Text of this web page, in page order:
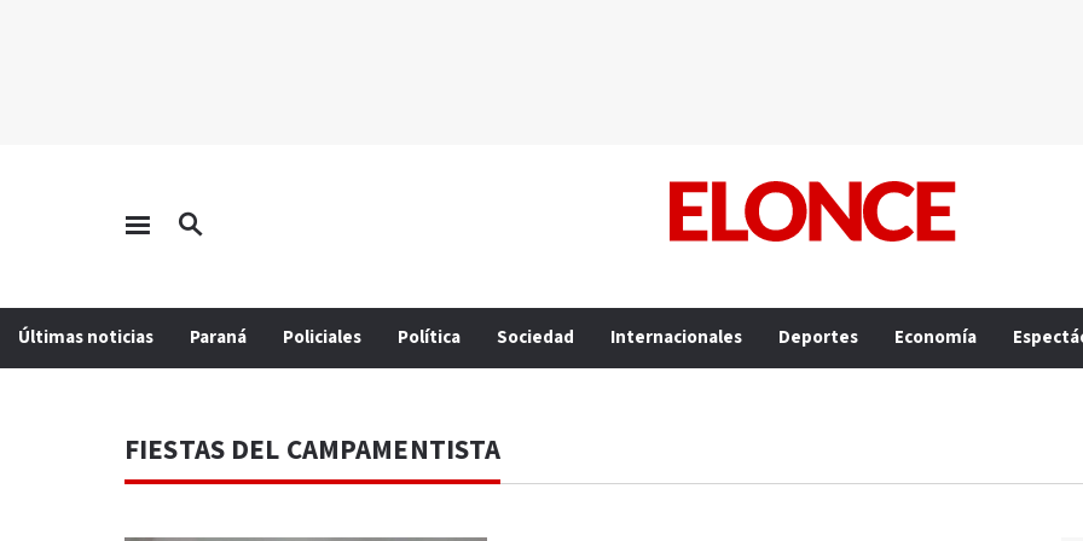
Últimas noticias Paraná Policiales Política Sociedad Internacionales Deportes Economía
FIESTAS DEL CAMPAMENTISTA